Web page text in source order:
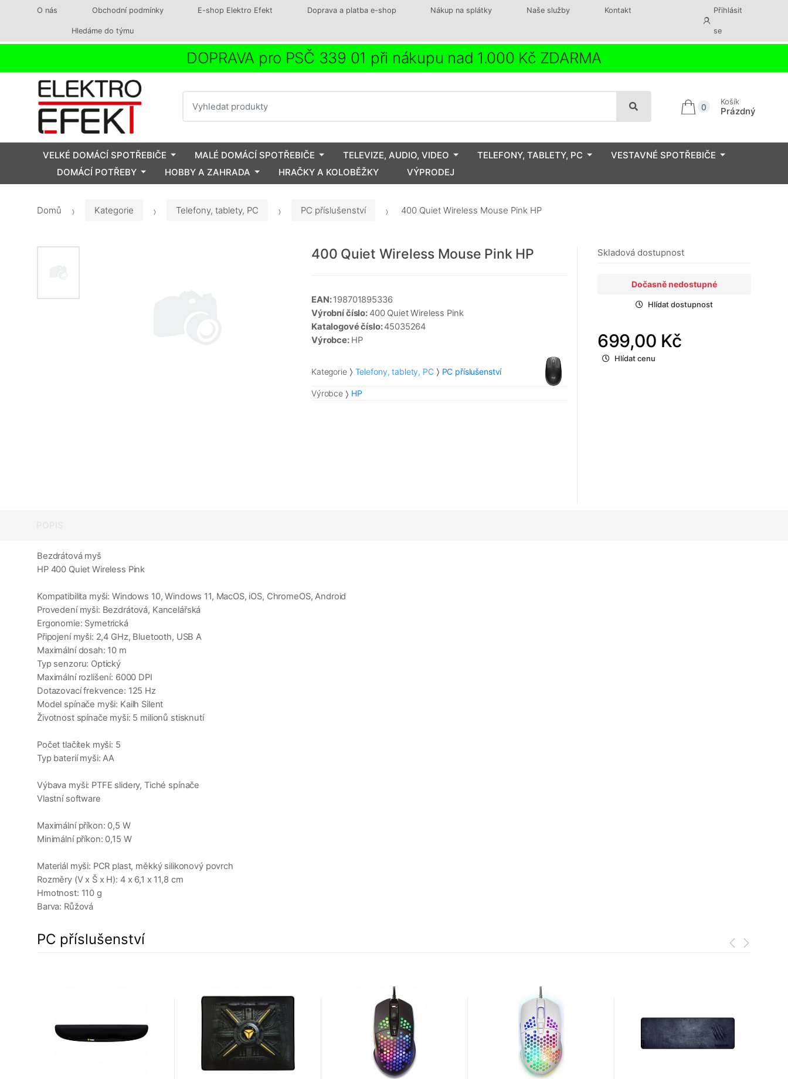
O nás Obchodní podmínky E-shop Elektro Efekt Doprava a platba e-shop Nákup na splátky Naše služby Kontakt
Hledáme do týmu
Přihlásit
se
DOPRAVA pro PSČ 339 01 při nákupu nad 1.000 Kč ZDARMA
0
Košík
Prázdný
VELKÉ DOMÁCÍ SPOTŘEBIČE MALÉ DOMÁCÍ SPOTŘEBIČE TELEVIZE, AUDIO, VIDEO TELEFONY, TABLETY, PC
VESTAVNÉ SPOTŘEBIČE
DOMÁCÍ POTŘEBY
HOBBY A ZAHRADA HRAČKY A KOLOBĚŽKY VÝPRODEJ
Domů Kategorie Telefony, tablety, PC PC příslušenství 400 Quiet Wireless Mouse Pink HP
400 Quiet Wireless Mouse Pink HP
EAN:198701895336
Výrobní číslo: 400 Quiet Wireless Pink
Katalogové číslo:45035264
Výrobce: HP
Kategorie Telefony, tablety, PC PC příslušenství
Výrobce HP
Skladová dostupnost
Dočasně nedostupné
Hlídat dostupnost
699,00 Kč
Hlídat cenu
Bezdrátová myš
HP 400 Quiet Wireless Pink
Kompatibilita myši: Windows 10, Windows 11, MacOS, iOS, ChromeOS, Android
Provedení myši: Bezdrátová, Kancelářská
Ergonomie: Symetrická
Připojení myši: 2,4 GHz, Bluetooth, USB A
Maximální dosah: 10 m
Typ senzoru: Optický
Maximální rozlišení: 6000 DPI
Dotazovací frekvence: 125 Hz
Model spínače myši: Kailh Silent
Životnost spínače myši: 5 milionů stisknutí
Počet tlačítek myši: 5
Typ baterií myši: AA
Výbava myši: PTFE slidery, Tiché spínače
Vlastní software
Maximální příkon: 0,5 W
Minimální příkon: 0,15 W
Materiál myši: PCR plast, měkký silikonový povrch
Rozměry (V x Š x H): 4 x 6,1 x 11,8 cm
Hmotnost: 110 g
Barva: Růžová
PC příslušenství